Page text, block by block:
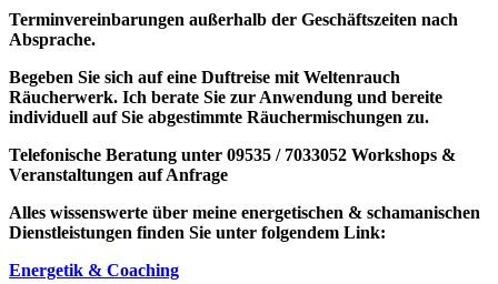
Terminvereinbarungen außerhalb der Geschäftszeiten nach
Absprache.
Begeben Sie sich auf eine Duftreise mit Weltenrauch
Räucherwerk. Ich berate Sie zur Anwendung und bereite
individuell auf Sie abgestimmte Räuchermischungen zu.
Telefonische Beratung unter 09535 / 7033052 Workshops &
Veranstaltungen auf Anfrage
Alles wissenswerte über meine energetischen & schamanischen
Dienstleistungen finden Sie unter folgendem Link:
Energetik & Coaching